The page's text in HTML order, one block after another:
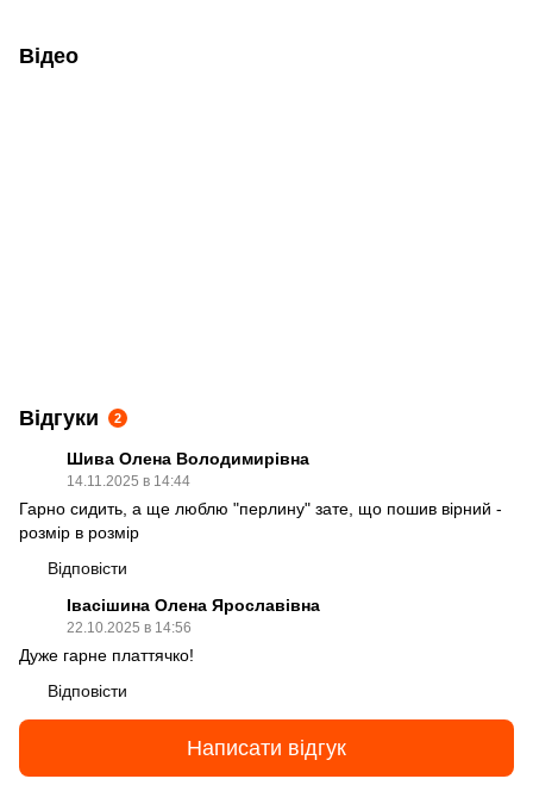
Відео
Відгуки 2
Шива Олена Володимирівна
14.11.2025 в 14:44
Гарно сидить, а ще люблю "перлину" зате, що пошив вірний -
розмір в розмір
Відповісти
Івасішина Олена Ярославівна
22.10.2025 в 14:56
Дуже гарне платтячко!
Відповісти
Написати відгук